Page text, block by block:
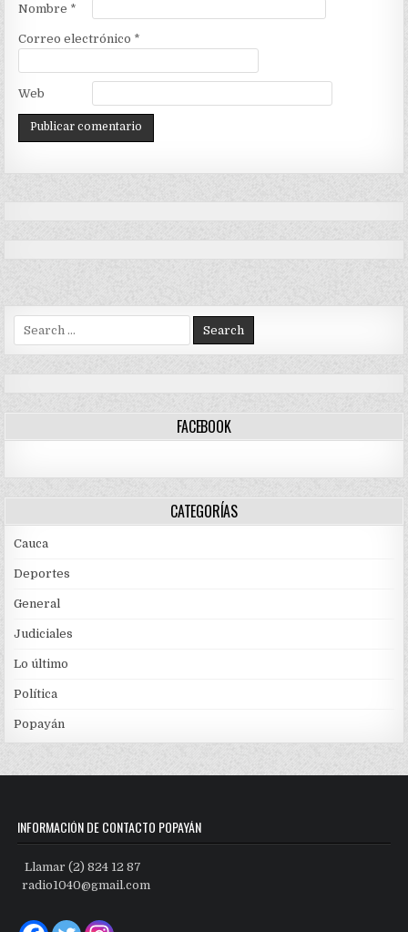
Nombre *
Correo electrónico *
Web
Search
for:
FACEBOOK
CATEGORÍAS
Cauca
Deportes
General
Judiciales
Lo último
Política
Popayán
INFORMACIÓN DE CONTACTO POPAYÁN
Llamar (2) 824 12 87
radio1040@gmail.com